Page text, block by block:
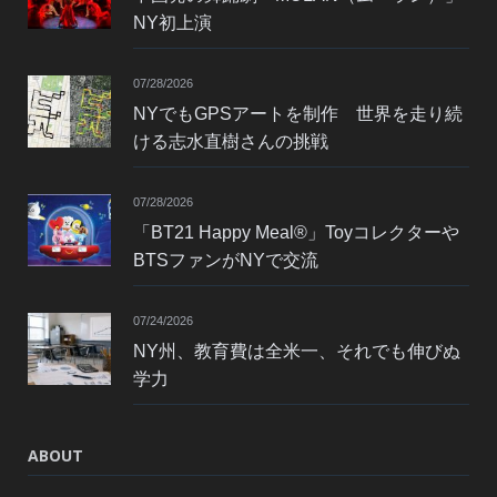
NY初上演
07/28/2026
NYでもGPSアートを制作 世界を走り続
ける志水直樹さんの挑戦
07/28/2026
「BT21 Happy Meal®」Toyコレクターや
BTSファンがNYで交流
07/24/2026
NY州、教育費は全米一、それでも伸びぬ
学力
ABOUT